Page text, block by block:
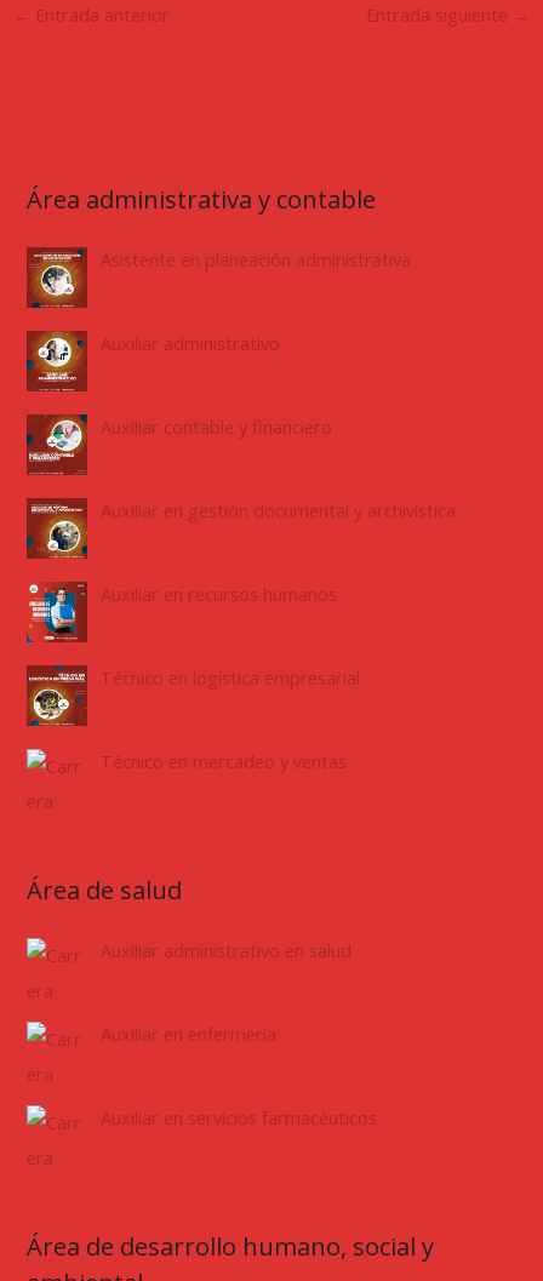
← Entrada anterior Entrada siguiente →
Área administrativa y contable
Asistente en planeación administrativa
Auxiliar administrativo
Auxiliar contable y financiero
Auxiliar en gestión documental y archivística
Auxiliar en recursos humanos
Técnico en logística empresarial
Técnico en mercadeo y ventas
Área de salud
Auxiliar administrativo en salud
Auxiliar en enfermería
Auxiliar en servicios farmacéuticos
Área de desarrollo humano, social y